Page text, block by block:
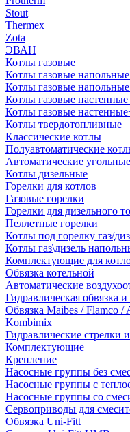
Stout
Thermex
Zota
ЭВАН
Котлы газовые
Котлы газовые
Котлы газовые
Котлы газовые
Котлы газовые
Котлы твердотопливные
Классические котлы
Полуавтоматические
Автоматические
Котлы дизельные
Горелки для котлов
Газовые горелки
Горелки для дизельного
Пеллетные горелки
Котлы под горелку газ/
Котлы газ\дизель
Комплектующие для
Обвязка котельной
Автоматические
Гидравлическая обвязка
Обвязка Maibes / Flamco /
Kombimix
Гидравлические стрелки
Комплектующие
Крепление
Насосные группы без
Насосные группы с
Насосные группы со
Сервоприводы для
Обвязка Uni-Fitt